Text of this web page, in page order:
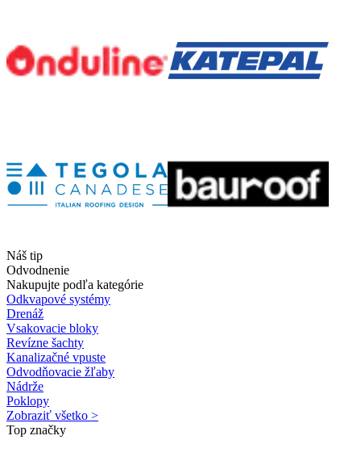
Náš tip
Odvodnenie
Nakupujte podľa kategórie
Odkvapové systémy
Drenáž
Vsakovacie bloky
Revízne šachty
Kanalizačné vpuste
Odvodňovacie žľaby
Nádrže
Poklopy
Zobraziť všetko >
Top značky